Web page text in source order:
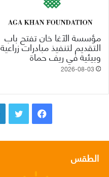
مؤسسة الآغا خان تفتح باب
التقديم لتنفيذ مبادرات زراعية
وبيئية في ريف حماة
2026-08-03
الطقس